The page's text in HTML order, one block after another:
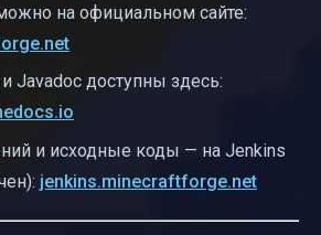
на официальном сайте:
Javadoc доступны здесь:
и исходные коды — на Jenkins
jenkins.minecraftforge.net